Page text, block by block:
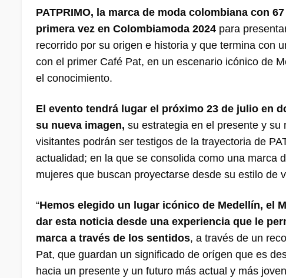
PATPRIMO, la marca de moda colombiana con
primera vez en Colombiamoda 2024 para
recorrido por su origen e historia y que termina con
con el primer Café Pat, en un escenario icónico de
el conocimiento.
El evento tendrá lugar el próximo 23 de julio en
su nueva imagen, su estrategia en el presente y
visitantes podrán ser testigos de la trayectoria de
actualidad; en la que se consolida como una marca
mujeres que buscan proyectarse desde su estilo de
“Hemos elegido un lugar icónico de Medellín, el
dar esta noticia desde una experiencia que le
marca a través de los sentidos, a través de un
Pat, que guardan un significado de orígen que es
hacia un presente y un futuro más actual y más